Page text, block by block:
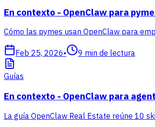
En contexto - OpenClaw para
Cómo las pymes usan OpenClaw para
Feb 25, 2026• 9 min de lectura
Guías
En contexto - OpenClaw para
La guía OpenClaw Real Estate reúne 10